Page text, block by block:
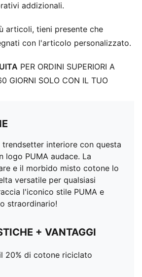
addizionali.
articoli, tieni presente che
con l'articolo personalizzato.
PER ORDINI SUPERIORI A
GIORNI SOLO CON IL TUO
interiore con questa
logo PUMA audace. La
e il morbido misto cotone lo
versatile per qualsiasi
l'iconico stile PUMA e
straordinario!
+ VANTAGGI
20% di cotone riciclato